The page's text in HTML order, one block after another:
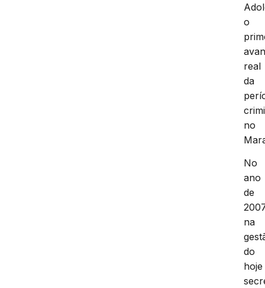
o
real
da
no
No
ano
de
na
do
hoje